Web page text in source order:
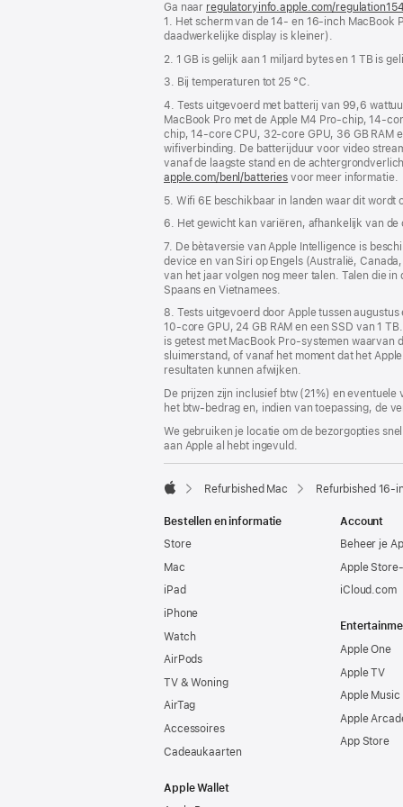
Ga naar regulatoryinfo.apple.com/
1. Het scherm van de 14‑ en 16-inch
daadwerkelijke display is kleiner).
2. 1 GB is gelijk aan 1 miljard bytes en 1 TB is
3. Bij temperaturen tot 25 °C.
4. Tests uitgevoerd met batterij van 99,6
MacBook Pro met de Apple M4 Pro-chip,
chip, 14‑core CPU, 32‑core GPU, 36 GB RAM
wifiverbinding. De batterijduur voor video
vanaf de laagste stand en de
apple.com/benl/batteries voor meer informatie.
5. Wifi 6E beschikbaar in landen waar dit wordt
6. Het gewicht kan variëren, afhankelijk van
7. De bètaversie van Apple Intelligence is
device en van Siri op Engels (Australië,
van het jaar volgen nog meer talen. Talen die
Spaans en Vietnamees.
8. Tests uitgevoerd door Apple tussen
10‑core GPU, 24 GB RAM en een SSD van 1
is getest met MacBook Pro-systemen waarvan
sluimerstand, of vanaf het moment dat het
resultaten kunnen afwijken.
De prijzen zijn inclusief btw (21%) en
het btw-bedrag en, indien van toepassing, de
We gebruiken je locatie om de bezorgopties
aan Apple al hebt ingevuld.
Refurbished Mac Refurbished
Bestellen en informatie
Store
Mac
iPad
iPhone
Watch
AirPods
TV & Woning
AirTag
Accessoires
Cadeaukaarten
Apple Wallet
Account
Beheer je
Apple
iCloud.com
Apple One
Apple TV
Apple Music
Apple
App Store